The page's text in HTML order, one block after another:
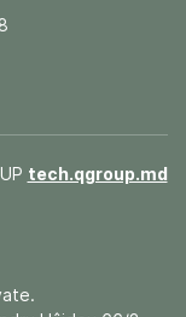
tech.qgroup.md